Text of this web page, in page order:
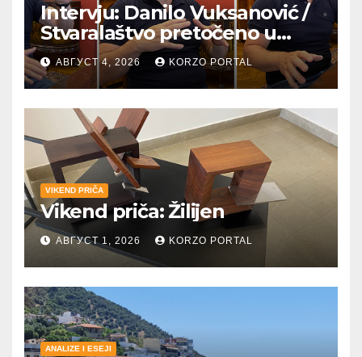
Intervju: Danilo Vuksanović /
Stvaralaštvo pretočeno u
umetnost i reči
АВГУСТ 4, 2026 KORZO PORTAL
VIKEND PRIČA
Vikend priča: Žilijen
АВГУСТ 1, 2026 KORZO PORTAL
ANALIZE I ESEJI